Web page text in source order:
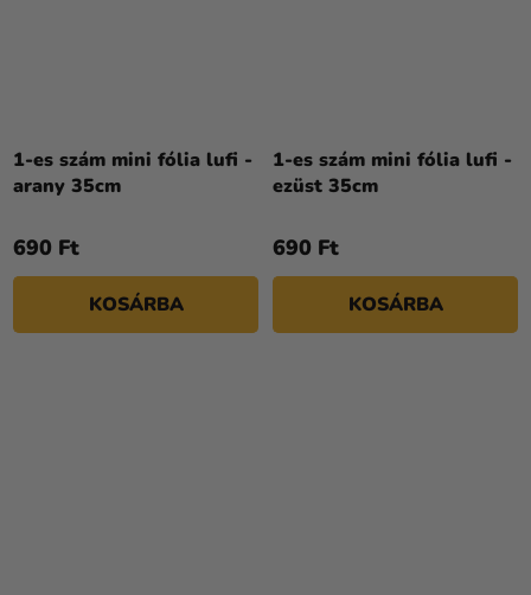
1-es szám mini fólia lufi -
arany 35cm
690 Ft
KOSÁRBA
1-es szám mini fólia lufi -
ezüst 35cm
690 Ft
KOSÁRBA